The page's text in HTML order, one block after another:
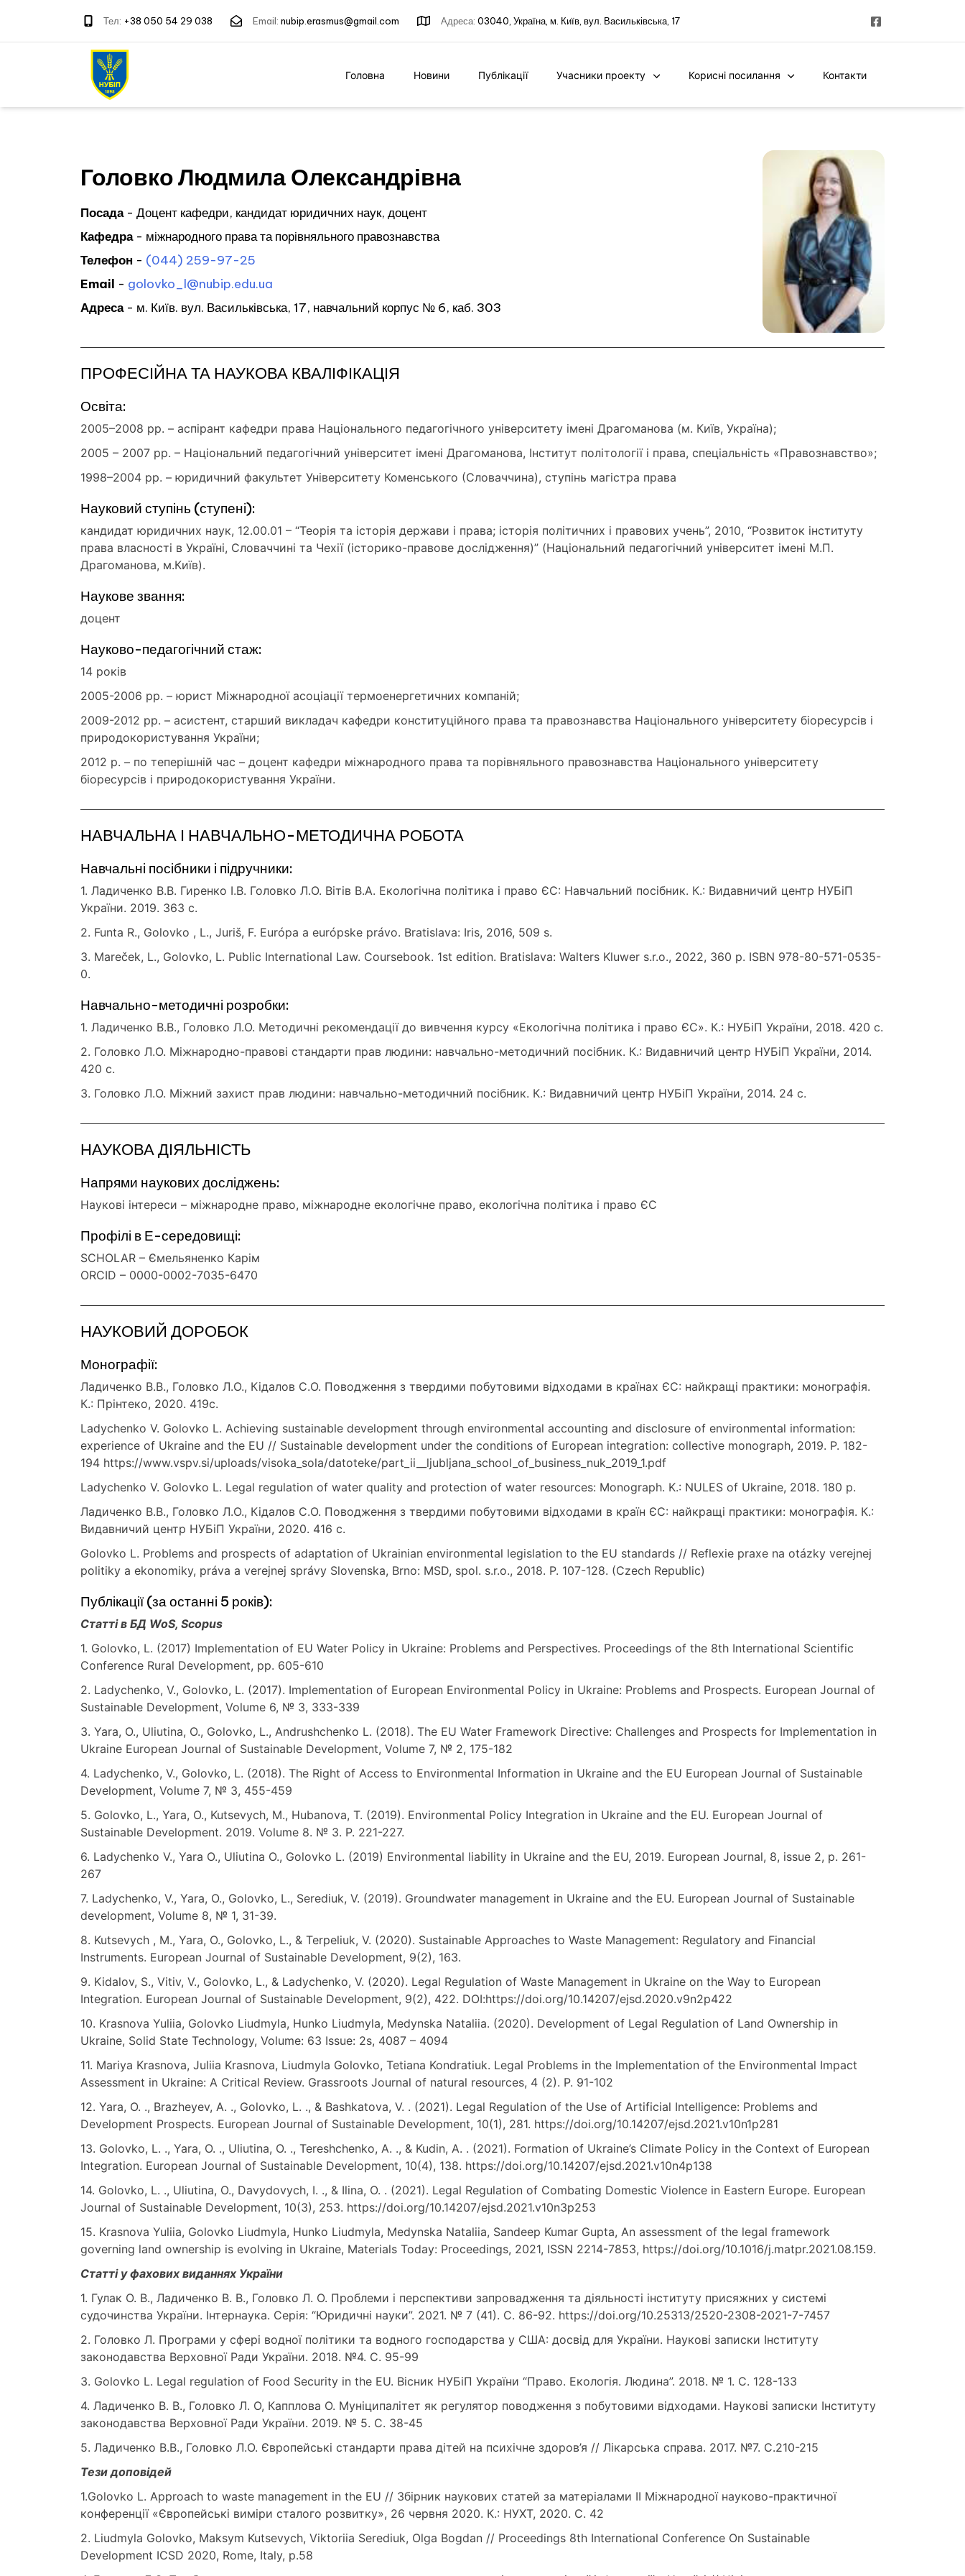
Тел: +38 050 54 29 038 Email: nubip.erasmus@gmail.com Адреса: 03040, Україна, м. Київ, вул. Васильківська, 17
Головна Новини Публікації Учасники проекту Корисні посилання Контакти
Головко Людмила Олександрівна
Посада- Доцент кафедри, кандидат юридичних наук, доцент
Кафедра- міжнародного права та порівняльного правознавства
Телефон - (044) 259-97-25
Email - golovko_l@nubip.edu.ua
Адреса- м. Київ. вул. Васильківська, 17, навчальний корпус № 6, каб. 303
ПРОФЕСІЙНА ТА НАУКОВА КВАЛІФІКАЦІЯ
Освіта:
2005–2008 рр. – аспірант кафедри права Національного педагогічного університету імені Драгоманова (м. Київ, Україна);
2005 – 2007 рр. – Національний педагогічний університет імені Драгоманова, Інститут політології і права, спеціальність «Правознавство»;
1998–2004 рр. – юридичний факультет Університету Коменського (Словаччина), ступінь магістра права
Науковий ступінь (ступені):
кандидат юридичних наук, 12.00.01 – “Теорія та історія держави і права; історія політичних і правових учень”, 2010, “Розвиток інституту
права власності в Україні, Словаччині та Чехії (історико-правове дослідження)” (Національний педагогічний університет імені М.П.
Драгоманова, м.Київ).
Наукове звання:
доцент
Науково-педагогічний стаж:
14 років
2005-2006 рр. – юрист Міжнародної асоціації термоенергетичних компаній;
2009-2012 рр. – асистент, старший викладач кафедри конституційного права та правознавства Національного університету біоресурсів і
природокористування України;
2012 р. – по теперішній час – доцент кафедри міжнародного права та порівняльного правознавства Національного університету
біоресурсів і природокористування України.
НАВЧАЛЬНА І НАВЧАЛЬНО-МЕТОДИЧНА РОБОТА
Навчальні посібники і підручники:
1. Ладиченко В.В. Гиренко І.В. Головко Л.О. Вітів В.А. Екологічна політика і право ЄС: Навчальний посібник. К.: Видавничий центр НУБіП
України. 2019. 363 с.
2. Funta R., Golovko , L., Juriš, F. Európa a európske právo. Bratislava: Iris, 2016, 509 s.
3. Mareček, L., Golovko, L. Public International Law. Coursebook. 1st edition. Bratislava: Walters Kluwer s.r.o., 2022, 360 p. ISBN 978-80-571-0535-
0.
Навчально-методичні розробки:
1. Ладиченко В.В., Головко Л.О. Методичні рекомендації до вивчення курсу «Екологічна політика і право ЄС». К.: НУБіП України, 2018. 420 c.
2. Головко Л.О. Міжнародно-правові стандарти прав людини: навчально-методичний посібник. К.: Видавничий центр НУБіП України, 2014.
420 c.
3. Головко Л.О. Міжний захист прав людини: навчально-методичний посібник. К.: Видавничий центр НУБіП України, 2014. 24 с.
НАУКОВА ДІЯЛЬНІСТЬ
Напрями наукових досліджень:
Наукові інтереси – міжнародне право, міжнародне екологічне право, екологічна політика і право ЄС
Профілі в Е-середовищі:
SCHOLAR – Ємельяненко Карім
ORCID – 0000-0002-7035-6470
НАУКОВИЙ ДОРОБОК
Монографії:
Ладиченко В.В., Головко Л.О., Кідалов С.О. Поводження з твердими побутовими відходами в країнах ЄС: найкращі практики: монографія.
К.: Прінтеко, 2020. 419с.
Ladychenko V. Golovko L. Achieving sustainable development through environmental accounting and disclosure of environmental information:
experience of Ukraine and the EU // Sustainable development under the conditions of European integration: collective monograph, 2019. P. 182-
194 https://www.vspv.si/uploads/visoka_sola/datoteke/part_ii__ljubljana_school_of_business_nuk_2019_1.pdf
Ladychenko V. Golovko L. Legal regulation of water quality and protection of water resources: Monograph. K.: NULES of Ukraine, 2018. 180 p.
Ладиченко В.В., Головко Л.О., Кідалов С.О. Поводження з твердими побутовими відходами в країн ЄС: найкращі практики: монографія. К.:
Видавничий центр НУБіП України, 2020. 416 с.
Golovko L. Problems and prospects of adaptation of Ukrainian environmental legislation to the EU standards // Reflexie praxe na otázky verejnej
politiky a ekonomiky, práva a verejnej správy Slovenska, Brno: MSD, spol. s.r.o., 2018. P. 107-128. (Czech Republic)
Публікації (за останні 5 років):
Статті в БД WoS, Scopus
1. Golovko, L. (2017) Implementation of EU Water Policy in Ukraine: Problems and Perspectives. Proceedings of the 8th International Scientific
Conference Rural Development, pp. 605-610
2. Ladychenko, V., Golovko, L. (2017). Implementation of European Environmental Policy in Ukraine: Problems and Prospects. European Journal of
Sustainable Development, Volume 6, № 3, 333-339
3. Yara, O., Uliutina, O., Golovko, L., Andrushchenko L. (2018). The EU Water Framework Directive: Challenges and Prospects for Implementation in
Ukraine European Journal of Sustainable Development, Volume 7, № 2, 175-182
4. Ladychenko, V., Golovko, L. (2018). The Right of Access to Environmental Information in Ukraine and the EU European Journal of Sustainable
Development, Volume 7, № 3, 455-459
5. Golovko, L., Yara, O., Kutsevych, M., Hubanova, T. (2019). Environmental Policy Integration in Ukraine and the EU. European Journal of
Sustainable Development. 2019. Volume 8. № 3. P. 221-227.
6. Ladychenko V., Yara O., Uliutina O., Golovko L. (2019) Environmental liability in Ukraine and the EU, 2019. European Journal, 8, issue 2, p. 261-
267
7. Ladychenko, V., Yara, O., Golovko, L., Serediuk, V. (2019). Groundwater management in Ukraine and the EU. European Journal of Sustainable
development, Volume 8, № 1, 31-39.
8. Kutsevych , M., Yara, O., Golovko, L., & Terpeliuk, V. (2020). Sustainable Approaches to Waste Management: Regulatory and Financial
Instruments. European Journal of Sustainable Development, 9(2), 163.
9. Kidalov, S., Vitiv, V., Golovko, L., & Ladychenko, V. (2020). Legal Regulation of Waste Management in Ukraine on the Way to European
Integration. European Journal of Sustainable Development, 9(2), 422. DOI:https://doi.org/10.14207/ejsd.2020.v9n2p422
10. Krasnova Yuliia, Golovko Liudmyla, Hunko Liudmyla, Medynska Nataliia. (2020). Development of Legal Regulation of Land Ownership in
Ukraine, Solid State Technology, Volume: 63 Issue: 2s, 4087 – 4094
11. Mariya Krasnova, Juliia Krasnova, Liudmyla Golovko, Tetiana Kondratiuk. Legal Problems in the Implementation of the Environmental Impact
Assessment in Ukraine: A Critical Review. Grassroots Journal of natural resources, 4 (2). P. 91-102
12. Yara, O. ., Brazheyev, A. ., Golovko, L. ., & Bashkatova, V. . (2021). Legal Regulation of the Use of Artificial Intelligence: Problems and
Development Prospects. European Journal of Sustainable Development, 10(1), 281. https://doi.org/10.14207/ejsd.2021.v10n1p281
13. Golovko, L. ., Yara, O. ., Uliutina, O. ., Tereshchenko, A. ., & Kudin, A. . (2021). Formation of Ukraine’s Climate Policy in the Context of European
Integration. European Journal of Sustainable Development, 10(4), 138. https://doi.org/10.14207/ejsd.2021.v10n4p138
14. Golovko, L. ., Uliutina, O., Davydovych, I. ., & Ilina, O. . (2021). Legal Regulation of Combating Domestic Violence in Eastern Europe. European
Journal of Sustainable Development, 10(3), 253. https://doi.org/10.14207/ejsd.2021.v10n3p253
15. Krasnova Yuliia, Golovko Liudmyla, Hunko Liudmyla, Medynska Nataliia, Sandeep Kumar Gupta, An assessment of the legal framework
governing land ownership is evolving in Ukraine, Materials Today: Proceedings, 2021, ISSN 2214-7853, https://doi.org/10.1016/j.matpr.2021.08.159.
Статті у фахових виданнях України
1. Гулак О. В., Ладиченко В. В., Головко Л. О. Проблеми і перспективи запровадження та діяльності інституту присяжних у системі
судочинства України. Інтернаука. Серія: “Юридичні науки”. 2021. № 7 (41). С. 86-92. https://doi.org/10.25313/2520-2308-2021-7-7457
2. Головко Л. Програми у сфері водної політики та водного господарства у США: досвід для України. Наукові записки Інституту
законодавства Верховної Ради України. 2018. №4. С. 95-99
3. Golovko L. Legal regulation of Food Security in the EU. Вісник НУБіП України “Право. Екологія. Людина”. 2018. № 1. С. 128-133
4. Ладиченко В. В., Головко Л. О, Капплова О. Муніципалітет як регулятор поводження з побутовими відходами. Наукові записки Інституту
законодавства Верховної Ради України. 2019. № 5. С. 38-45
5. Ладиченко В.В., Головко Л.О. Європейські стандарти права дітей на психічне здоров’я // Лікарська справа. 2017. №7. С.210-215
Тези доповідей
1.Golovko L. Approach to waste management in the EU // Збірник наукових статей за матеріалами ІІ Міжнародної науково-практичної
конференції «Європейські виміри сталого розвитку», 26 червня 2020. К.: НУХТ, 2020. С. 42
2. Liudmyla Golovko, Maksym Kutsevych, Viktoriia Serediuk, Olga Bogdan // Proceedings 8th International Conference On Sustainable
Development ICSD 2020, Rome, Italy, р.58